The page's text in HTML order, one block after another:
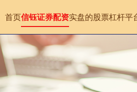
首页信钰证券配资实盘的股票杠杆平